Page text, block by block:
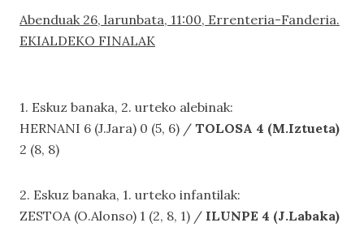
Abenduak 26, larunbata, 11:00, Errenteria-Fanderia.
EKIALDEKO FINALAK
1. Eskuz banaka, 2. urteko alebinak:
HERNANI 6 (J.Jara) 0 (5, 6) / TOLOSA 4 (M.Iztueta)
2 (8, 8)
2. Eskuz banaka, 1. urteko infantilak:
ZESTOA (O.Alonso) 1 (2, 8, 1) / ILUNPE 4 (J.Labaka)